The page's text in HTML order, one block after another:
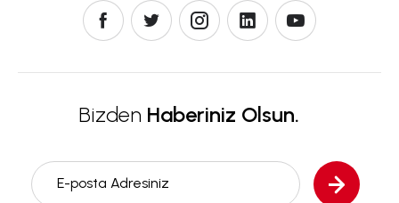
Bizden Haberiniz Olsun.
E-posta Adresiniz